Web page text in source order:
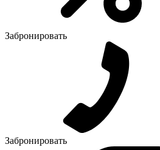
Забронировать
Забронировать